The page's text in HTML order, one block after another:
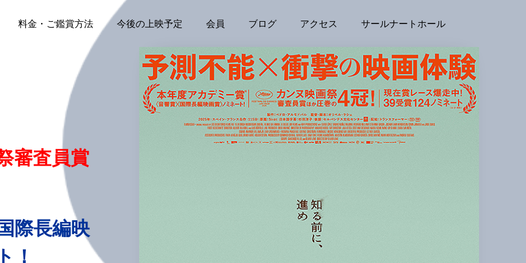
料金・ご鑑賞方法 今後の上映予定 会員 ブログ アクセス サールナートホール
審査員賞
際長編映
！